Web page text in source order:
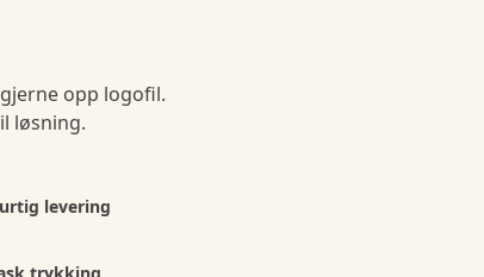
opp logofil.
løsning.
levering
trykking